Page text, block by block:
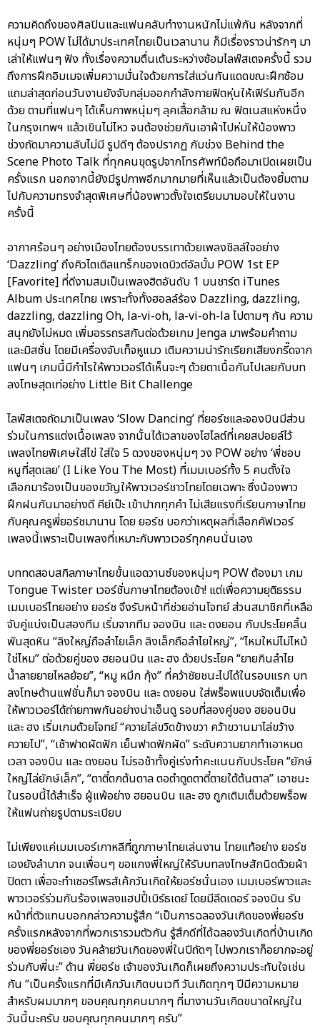
ความคิดถึงของศิลปินและแฟนคลับทำงานหนักไม่แพ้กัน หลังจากที่
หนุ่มๆ POW ไม่ได้มาประเทศไทยเป็นเวลานาน ก็มีเรื่องราวน่ารักๆ มา
เล่าให้แฟนๆ ฟัง ทั้งเรื่องความตื่นเต้นระหว่างซ้อมไลฟ์สเตจครั้งนี้ รวม
ถึงการฝึกอิมเมจเพิ่มความมั่นใจด้วยการใส่แว่นกันแดดขณะฝึกซ้อม
แถมล่าสุดก่อนวันงานยังจับกลุ่มออกกำลังกายฟิตหุ่นให้เฟิร์มกันอีก
ด้วย ตามที่แฟนๆ ได้เห็นภาพหนุ่มๆ ลุคเสื้อกล้าม ณ ฟิตเนสแห่งหนึ่ง
ในกรุงเทพฯ แล้วเขินไม่ไหว จนต้องช่วยกันเอาผ้าไปห่มให้น้องพาว
ช่วงถัดมาความลับไม่มี รูปดีๆ ต้องปรากฏ กับช่วง Behind the
Scene Photo Talk ที่ทุกคนขุดรูปจากโทรศัพท์มือถือมาเปิดเผยเป็น
ครั้งแรก นอกจากนี้ยังมีรูปภาพอีกมากมายที่เห็นแล้วเป็นต้องยิ้มตาม
ไปกับความทรงจำสุดพิเศษที่น้องพาวตั้งใจเตรียมมามอบให้ในงาน
ครั้งนี้
อากาศร้อนๆ อย่างเมืองไทยต้องบรรเทาด้วยเพลงชิลล์ใจอย่าง
‘Dazzling’ ถึงคิวไตเติลแทร็กของเดบิวต์อัลบั้ม POW 1st EP
[Favorite] ที่ดีงามสมเป็นเพลงฮิตอันดับ 1 บนชาร์ต iTunes
Album ประเทศไทย เพราะทั้งทั้งฮอลล์ร้อง Dazzling, dazzling,
dazzling, dazzling Oh, la-vi-oh, la-vi-oh-la ไปตามๆ กัน ความ
สนุกยังไม่หมด เพิ่มอรรถรสกันต่อด้วยเกม Jenga มาพร้อมคำถาม
และมิสชั่น โดยมีเครื่องจับเท็จหูแมว เติมความน่ารักเรียกเสียงกรี๊ดจาก
แฟนๆ เกมนี้มีกำไรให้พาวเวอร์ได้เห็นจะๆ ด้วยตาเนื้อกันไปเลยกับบท
ลงโทษสุดเท่อย่าง Little Bit Challenge
ไลฟ์สเตจถัดมาเป็นเพลง ‘Slow Dancing’ ที่ยอร์ชและจองบินมีส่วน
ร่วมในการแต่งเนื้อเพลง จากนั้นได้เวลาของไฮไลต์ที่เคยสปอยล์ไว้
เพลงไทยพิเศษใส่ไข่ ใส่ใจ 5 ดวงของหนุ่มๆ วง POW อย่าง ‘พี่ชอบ
หนูที่สุดเลย’ (I Like You The Most) ที่เมมเบอร์ทั้ง 5 คนตั้งใจ
เลือกมาร้องเป็นของขวัญให้พาวเวอร์ชาวไทยโดยเฉพาะ ซึ่งน้องพาว
ฝึกฝนกันมาอย่างดี คีย์เป๊ะ เข้าปากทุกคำ ไม่เสียแรงที่เรียนภาษาไทย
กับคุณครูพี่ยอร์ชมานาน โดย ยอร์ช บอกว่าเหตุผลที่เลือกคัฟเวอร์
เพลงนี้เพราะเป็นเพลงที่เหมาะกับพาวเวอร์ทุกคนนั่นเอง
บททดสอบสกิลภาษาไทยขั้นแอดวานซ์ของหนุ่มๆ POW ต้องมา เกม
Tongue Twister เวอร์ชั่นภาษาไทยต้องเข้า! แต่เพื่อความยุติธรรม
เมมเบอร์ไทยอย่าง ยอร์ช จึงรับหน้าที่ช่วยอ่านโจทย์ ส่วนสมาชิกที่เหลือ
จับคู่แบ่งเป็นสองทีม เริ่มจากทีม จองบิน และ ดงยอน กับประโยคลิ้น
พันสุดหิน “ลิงใหญ่ถือลำไยเล็ก ลิงเล็กถือลำไยใหญ่”, “ไหมใหม่ไม่ไหม้
ใช่ไหม” ต่อด้วยคู่ของ ฮยอนบิน และ ฮง ด้วยประโยค “ยายกินลำไย
น้ำลายยายไหลย้อย”, “หมู หมึก กุ้ง” ที่คว้าชัยชนะไปได้ในรอบแรก บท
ลงโทษด้านแฟชั่นก็มา จองบิน และ ดงยอน ใส่พร็อพแบบจัดเต็มเพื่อ
ให้พาวเวอร์ได้ถ่ายภาพกันอย่างน่าเอ็นดู รอบที่สองคู่ของ ฮยอนบิน
และ ฮง เริ่มเกมด้วยโจทย์ “ควายไล่ขวิดข้างขวา คว้าขวานมาไล่ขว้าง
ควายไป”, “เช้าฟาดผัดฟัก เย็นฟาดฟักผัด” ระดับความยากทำเอาหมด
เวลา จองบิน และ ดงยอน ไม่รอช้าทั้งคู่เร่งทำคะแนนกับประโยค “ยักษ์
ใหญ่ไล่ยักษ์เล็ก”, “ตาตี๋ตกต้นตาล ตอตำตูดตาตี๋ตายใต้ต้นตาล” เอาชนะ
ในรอบนี้ได้สำเร็จ ผู้แพ้อย่าง ฮยอนบิน และ ฮง ถูกเติมเต็มด้วยพร็อพ
ให้แฟนถ่ายรูปตามระเบียบ
ไม่เพียงแค่เมมเบอร์เกาหลีที่ถูกภาษาไทยเล่นงาน ไทยแท้อย่าง ยอร์ช
เองยังลำบาก จนเพื่อนๆ ขอแกงพี่ใหญ่ให้รับบทลงโทษสักนิดด้วยผ้า
ปิดตา เพื่อจะทำเซอร์ไพรส์เค้กวันเกิดให้ยอร์ชนั่นเอง เมมเบอร์พาวและ
พาวเวอร์ร่วมกันร้องเพลงแฮปปี้เบิร์ธเดย์ โดยมีลีดเดอร์ จองบิน รับ
หน้าที่ตัวแทนบอกกล่าวความรู้สึก “เป็นการฉลองวันเกิดของพี่ยอร์ช
ครั้งแรกหลังจากที่พวกเรารวมตัวกัน รู้สึกดีที่ได้ฉลองวันเกิดที่บ้านเกิด
ของพี่ยอร์ชเอง วันคล้ายวันเกิดของพี่ในปีถัดๆ ไปพวกเราก็อยากจะอยู่
ร่วมกับพี่นะ” ด้าน พี่ยอร์ช เจ้าของวันเกิดก็เผยถึงความประทับใจเช่น
กัน “เป็นครั้งแรกที่มีเค้กวันเกิดบนเวที วันเกิดทุกๆ ปีมีความหมาย
สำหรับผมมากๆ ขอบคุณทุกคนมากๆ ที่มางานวันเกิดขนาดใหญ่ใน
วันนี้นะครับ ขอบคุณทุกคนมากๆ ครับ”